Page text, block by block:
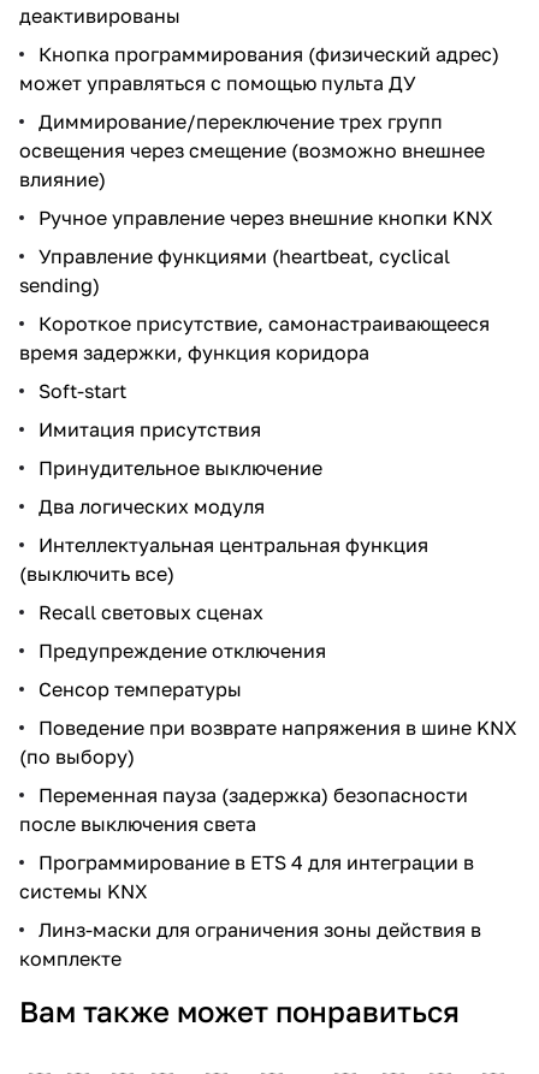
деактивированы
Кнопка программирования (физический адрес)
может управляться с помощью пульта ДУ
Диммирование/переключение трех групп
освещения через смещение (возможно внешнее
влияние)
Ручное управление через внешние кнопки KNX
Управление функциями (heartbeat, cyclical
sending)
Короткое присутствие, самонастраивающееся
время задержки, функция коридора
Soft-start
Имитация присутствия
Принудительное выключение
Два логических модуля
Интеллектуальная центральная функция
(выключить все)
Recall световых сценах
Предупреждение отключения
Сенсор температуры
Поведение при возврате напряжения в шине KNX
(по выбору)
Переменная пауза (задержка) безопасности
после выключения света
Программирование в ETS 4 для интеграции в
системы KNX
Линз-маски для ограничения зоны действия в
комплекте
Вам также может понравиться